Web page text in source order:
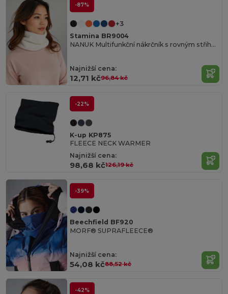
-87%
+3
Stamina BR9004
NANUK Multifunkční nákrčník s rovným střihem a trubkovým designem
Najnižší cena:
12,71 kč96,84 kč
-22%
K-up KP875
FLEECE NECK WARMER
Najnižší cena:
98,68 kč126,19 kč
-39%
Beechfield BF920
MORF® SUPRAFLEECE®
Najnižší cena:
54,08 kč88,52 kč
-42%